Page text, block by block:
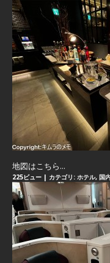
地図はこちら...
225ビュー | カテゴリ: ホテル, 国